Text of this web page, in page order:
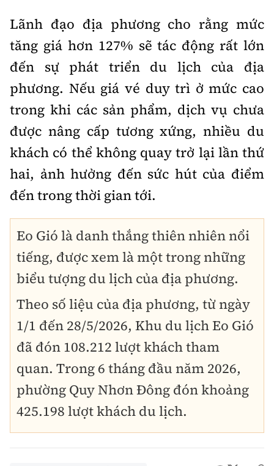
Lãnh đạo địa phương cho rằng mức
tăng giá hơn 127% sẽ tác động rất lớn
đến sự phát triển du lịch của địa
phương. Nếu giá vé duy trì ở mức cao
trong khi các sản phẩm, dịch vụ chưa
được nâng cấp tương xứng, nhiều du
khách có thể không quay trở lại lần thứ
hai, ảnh hưởng đến sức hút của điểm
đến trong thời gian tới.
Eo Gió là danh thắng thiên nhiên nổi
tiếng, được xem là một trong những
biểu tượng du lịch của địa phương.
Theo số liệu của địa phương, từ ngày
1/1 đến 28/5/2026, Khu du lịch Eo Gió
đã đón 108.212 lượt khách tham
quan. Trong 6 tháng đầu năm 2026,
phường Quy Nhơn Đông đón khoảng
425.198 lượt khách du lịch.